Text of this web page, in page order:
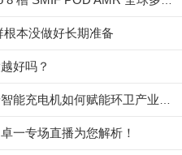
本没做好长期准备
好吗？
一专场直播为您解析！